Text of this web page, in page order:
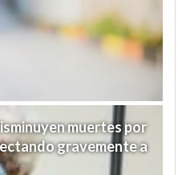
muertes por
gravemente a